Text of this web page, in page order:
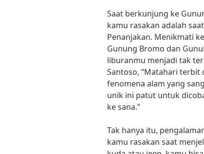
Saat berkunjung ke
kamu rasakan adalah
Penanjakan. Menikmati
Gunung Bromo dan
liburanmu menjadi tak
Santoso, “Matahari terbit
fenomena alam yang
unik ini patut untuk
ke sana.”
Tak hanya itu,
kamu rasakan saat